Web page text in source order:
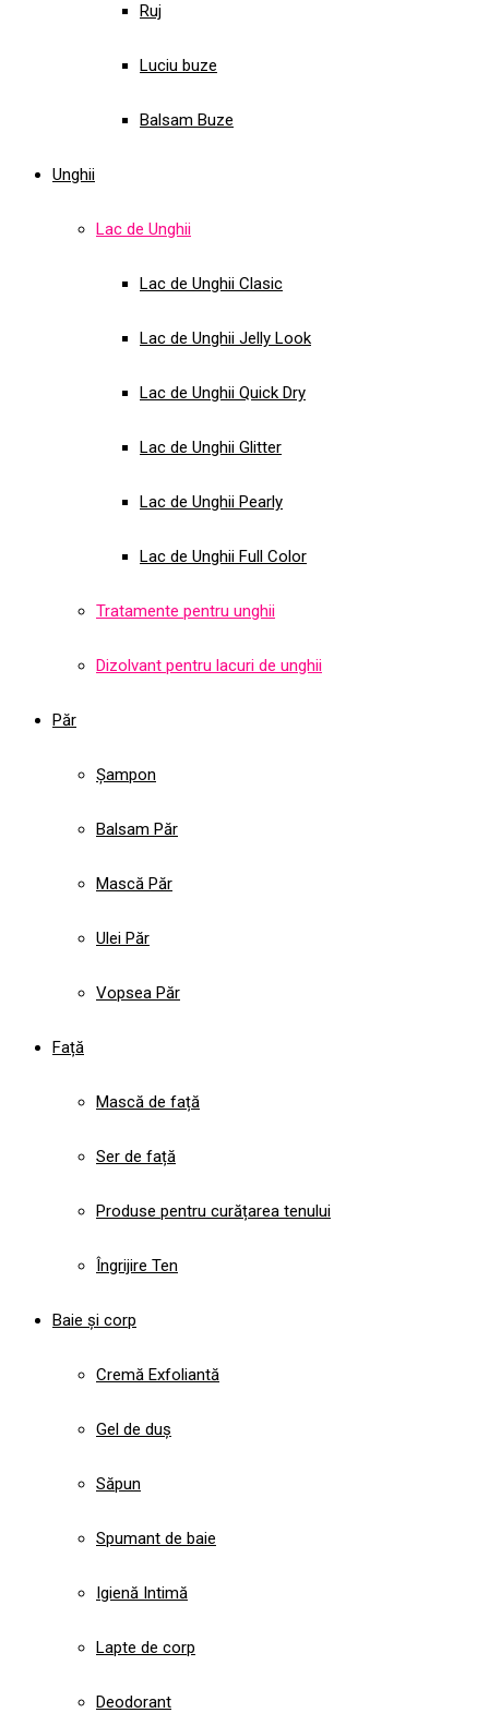
Ruj
Luciu buze
Balsam Buze
Unghii
Lac de Unghii
Lac de Unghii Clasic
Lac de Unghii Jelly Look
Lac de Unghii Quick Dry
Lac de Unghii Glitter
Lac de Unghii Pearly
Lac de Unghii Full Color
Tratamente pentru unghii
Dizolvant pentru lacuri de unghii
Păr
Șampon
Balsam Păr
Mască Păr
Ulei Păr
Vopsea Păr
Față
Mască de față
Ser de față
Produse pentru curățarea tenului
Îngrijire Ten
Baie și corp
Cremă Exfoliantă
Gel de duș
Săpun
Spumant de baie
Igienă Intimă
Lapte de corp
Deodorant